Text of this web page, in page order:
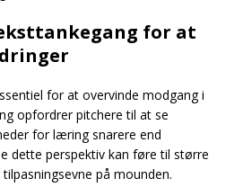
for at
for at overvinde modgang i
opfordrer pitchere til at se
for læring snarere end
dette perspektiv kan føre til større
på mounden.